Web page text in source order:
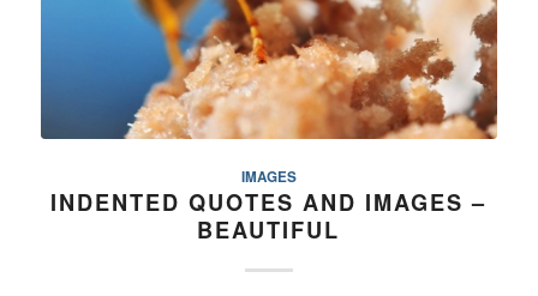
IMAGES
INDENTED QUOTES AND IMAGES –
BEAUTIFUL